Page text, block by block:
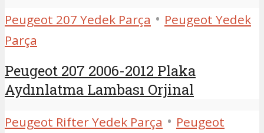
Peugeot 207 Yedek Parça • Peugeot Yedek
Parça
Peugeot 207 2006-2012 Plaka
Aydınlatma Lambası Orjinal
Peugeot Rifter Yedek Parça • Peugeot